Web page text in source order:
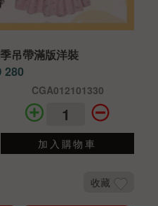
吊帶滿版洋裝
280
CGA012101330
加入購物車
收藏